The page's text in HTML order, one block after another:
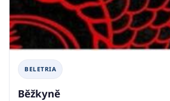
BELETRIA
Běžkyně